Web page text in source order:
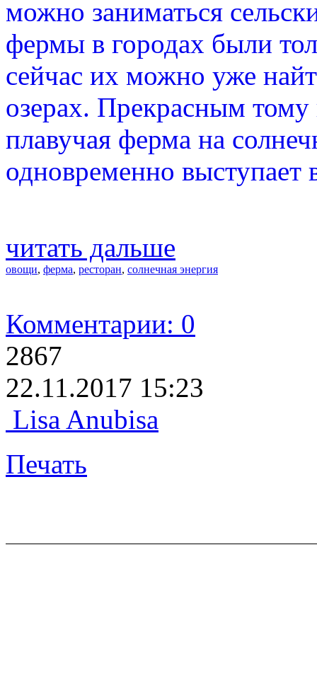
можно заниматься
фермы в городах были
сейчас их можно уже
озерах. Прекрасным
плавучая ферма на
одновременно выступает
читать дальше
овощи, ферма, ресторан, солнечная энергия
Комментарии: 0
2867
22.11.2017 15:23
Lisa Anubisa
Печать